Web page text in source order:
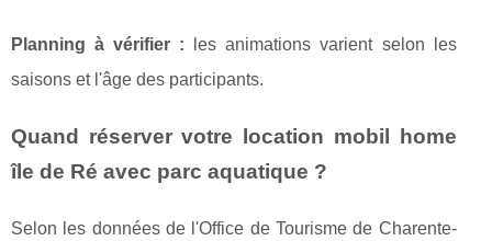
Planning à vérifier : les animations varient selon les
saisons et l'âge des participants.
Quand réserver votre location mobil home
île de Ré avec parc aquatique ?
Selon les données de l'Office de Tourisme de Charente-